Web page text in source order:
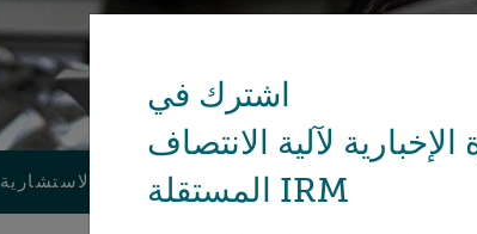
التقارير الاستشارية وسائل الاعلام المتعدده
اشترك في
الإخبارية لآلية الانتصاف
المستقلة IRM